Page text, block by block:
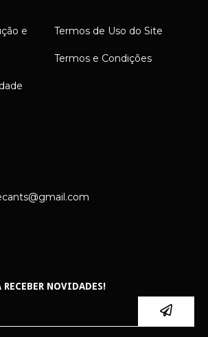
e
Termos de Uso do Site
Termos e Condições
RECEBER NOVIDADES!